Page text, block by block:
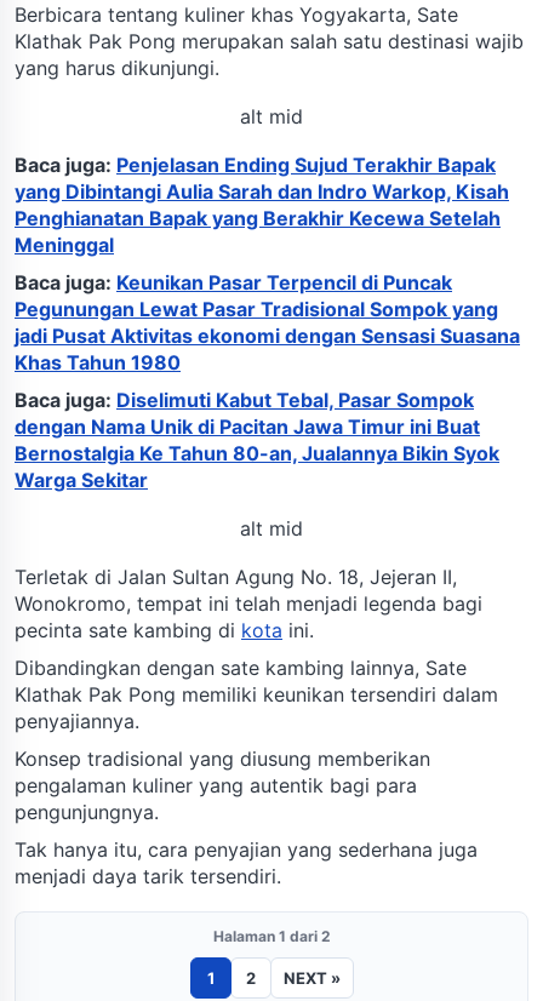
Berbicara tentang kuliner khas Yogyakarta, Sate
Klathak Pak Pong merupakan salah satu destinasi wajib
yang harus dikunjungi.
alt mid
Baca juga: Penjelasan Ending Sujud Terakhir Bapak
yang Dibintangi Aulia Sarah dan Indro Warkop, Kisah
Penghianatan Bapak yang Berakhir Kecewa Setelah
Meninggal
Baca juga: Keunikan Pasar Terpencil di Puncak
Pegunungan Lewat Pasar Tradisional Sompok yang
jadi Pusat Aktivitas ekonomi dengan Sensasi Suasana
Khas Tahun 1980
Baca juga: Diselimuti Kabut Tebal, Pasar Sompok
dengan Nama Unik di Pacitan Jawa Timur ini Buat
Bernostalgia Ke Tahun 80-an, Jualannya Bikin Syok
Warga Sekitar
alt mid
Terletak di Jalan Sultan Agung No. 18, Jejeran II,
Wonokromo, tempat ini telah menjadi legenda bagi
pecinta sate kambing di kota ini.
Dibandingkan dengan sate kambing lainnya, Sate
Klathak Pak Pong memiliki keunikan tersendiri dalam
penyajiannya.
Konsep tradisional yang diusung memberikan
pengalaman kuliner yang autentik bagi para
pengunjungnya.
Tak hanya itu, cara penyajian yang sederhana juga
menjadi daya tarik tersendiri.
Halaman 1 dari 2
1 2 NEXT »